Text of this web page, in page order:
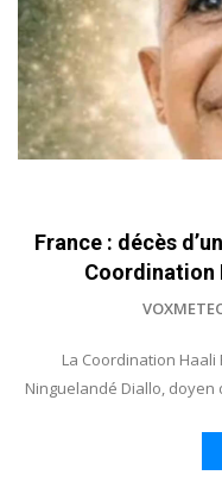
France : décès
Coordination
La Coordination
Ninguelandé Diallo, doyen